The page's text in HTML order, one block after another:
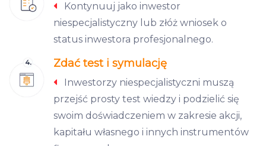
Kontynuuj jako inwestor
niespecjalistyczny lub złóż wniosek o
status inwestora profesjonalnego.
Zdać test i symulację
Inwestorzy niespecjalistyczni muszą
przejść prosty test wiedzy i podzielić się
swoim doświadczeniem w zakresie akcji,
kapitału własnego i innych instrumentów